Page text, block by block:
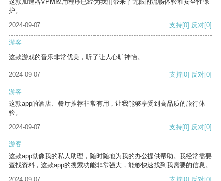
这款加速器VPM应用程序已经为我们带来了无限的流畅体验和安全性保
护。
2024-09-07
支持[0] 反对[0]
游客
这款游戏的音乐非常优美，听了让人心旷神怡。
2024-09-07 支持[0] 反对[0]
游客
这款app的酒店、餐厅推荐非常有用，让我能够享受到高品质的旅行体
验。
2024-09-07
支持[0] 反对[0]
游客
这款app就像我的私人助理，随时随地为我的办公提供帮助。我经常需要
查找资料，这款app的搜索功能非常强大，能够快速找到我需要的信息。
2024-09-07
支持[0] 反对[0]